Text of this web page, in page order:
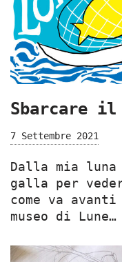
Sbarcare il
7 Settembre 2021
Dalla mia
galla per
come va
museo di Lune…